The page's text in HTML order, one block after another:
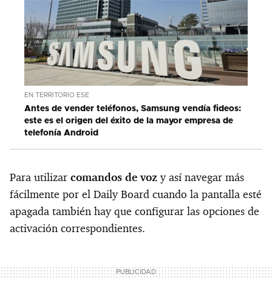
EN TERRITORIO ESE
Antes de vender teléfonos, Samsung vendía fideos:
este es el origen del éxito de la mayor empresa de
telefonía Android
Para utilizar comandos de voz y así navegar más
fácilmente por el Daily Board cuando la pantalla esté
apagada también hay que configurar las opciones de
activación correspondientes.